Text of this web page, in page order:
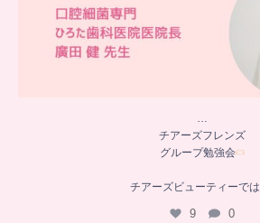
…
チアーズフレンズ
グループ勉強会
チアーズビューティーでは
9 0